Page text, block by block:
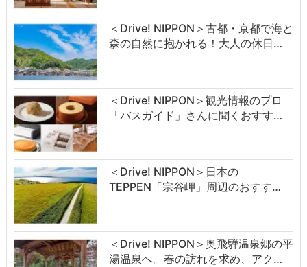
＜Drive! NIPPON＞古都・京都で海と
森の自然に抱かれる！大人の休日…
＜Drive! NIPPON＞観光情報のプロ
「バスガイド」さんに聞くおすす…
＜Drive! NIPPON＞日本の
TEPPEN「宗谷岬」周辺のおすす…
＜Drive! NIPPON＞奥飛騨温泉郷の平
湯温泉へ。春の訪れを求め、アク…